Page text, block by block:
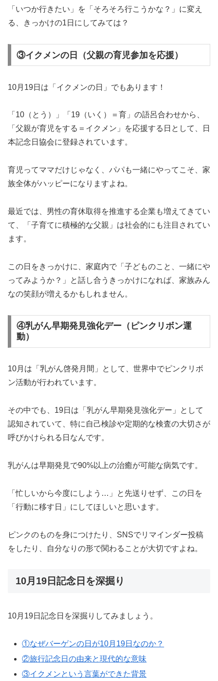
「いつか行きたい」を「そろそろ行こうかな？」に変え
る、きっかけの1日にしてみては？
③イクメンの日（父親の育児参加を応援）
10月19日は「イクメンの日」でもあります！
「10（とう）」「19（いく）＝育」の語呂合わせから、
「父親が育児をする＝イクメン」を応援する日として、日
本記念日協会に登録されています。
育児ってママだけじゃなく、パパも一緒にやってこそ、家
族全体がハッピーになりますよね。
最近では、男性の育休取得を推進する企業も増えてきてい
て、「子育てに積極的な父親」は社会的にも注目されてい
ます。
この日をきっかけに、家庭内で「子どものこと、一緒にや
ってみようか？」と話し合うきっかけになれば、家族みん
なの笑顔が増えるかもしれません。
④乳がん早期発見強化デー（ピンクリボン運
動）
10月は「乳がん啓発月間」として、世界中でピンクリボ
ン活動が行われています。
その中でも、19日は「乳がん早期発見強化デー」として
認知されていて、特に自己検診や定期的な検査の大切さが
呼びかけられる日なんです。
乳がんは早期発見で90%以上の治癒が可能な病気です。
「忙しいから今度にしよう…」と先送りせず、この日を
「行動に移す日」にしてほしいと思います。
ピンクのものを身につけたり、SNSでリマインダー投稿
をしたり、自分なりの形で関わることが大切ですよね。
10月19日記念日を深掘り
10月19日記念日を深掘りしてみましょう。
①なぜバーゲンの日が10月19日なのか？
②旅行記念日の由来と現代的な意味
③イクメンという言葉ができた背景